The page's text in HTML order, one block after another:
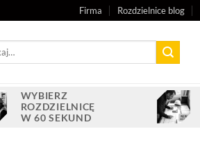
Firma Rozdzielnice blog
WYBIERZ
ROZDZIELNICĘ
W 60 SEKUND